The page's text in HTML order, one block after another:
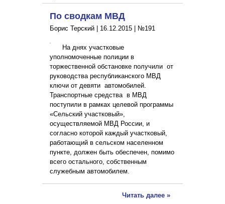
По сводкам МВД
Борис Терский | 16.12.2015 №191
На днях участковые
уполномоченные полиции в
торжественной обстановке получили от
руководства республиканского МВД
ключи от девяти автомобилей.
Транспортные средства в МВД
поступили в рамках целевой программы
«Сельский участковый»,
осуществляемой МВД России, и
согласно которой каждый участковый,
работающий в сельском населенном
пункте, должен быть обеспечен, помимо
всего остального, собственным
служебным автомобилем.
Читать далее »